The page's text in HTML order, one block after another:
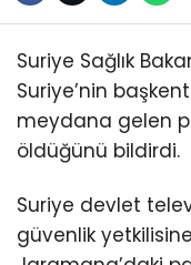
Suriye Sağlık
Suriye’nin
meydana gelen
öldüğünü bildirdi.
Suriye devlet
güvenlik